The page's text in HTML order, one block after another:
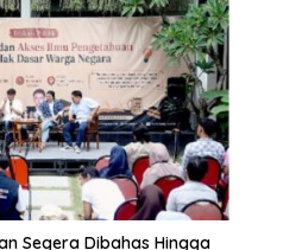
Segera Dibahas Hingga